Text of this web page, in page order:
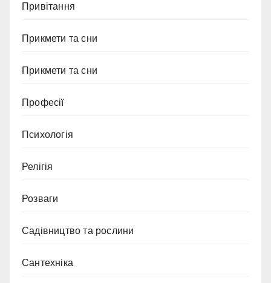
Привітання
Прикмети та сни
Прикмети та сни
Професії
Психологія
Релігія
Розваги
Садівництво та рослини
Сантехніка